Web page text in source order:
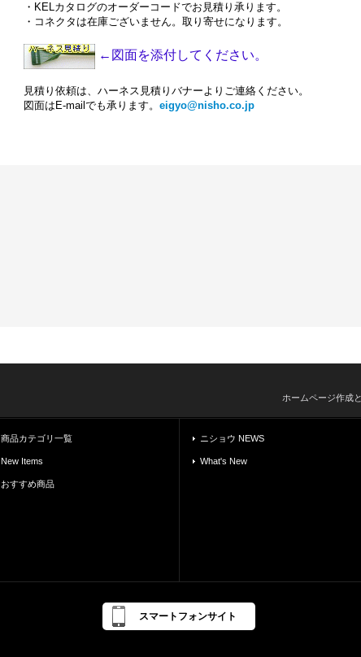
・KELカタログのオーダーコードでお見積り承ります。
・コネクタは在庫ございません。取り寄せになります。
←図面を添付してください。
見積り依頼は、ハーネス見積りバナーよりご連絡ください。
図面はE-mailでも承ります。 eigyo@nisho.co.jp
ホームページ作成
商品カテゴリ一覧
New Items
おすすめ商品
ニショウ NEWS
What's New
スマートフォンサイト